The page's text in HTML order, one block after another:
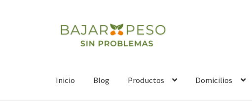
IrIr
Inicio Blog Productos Domicilios